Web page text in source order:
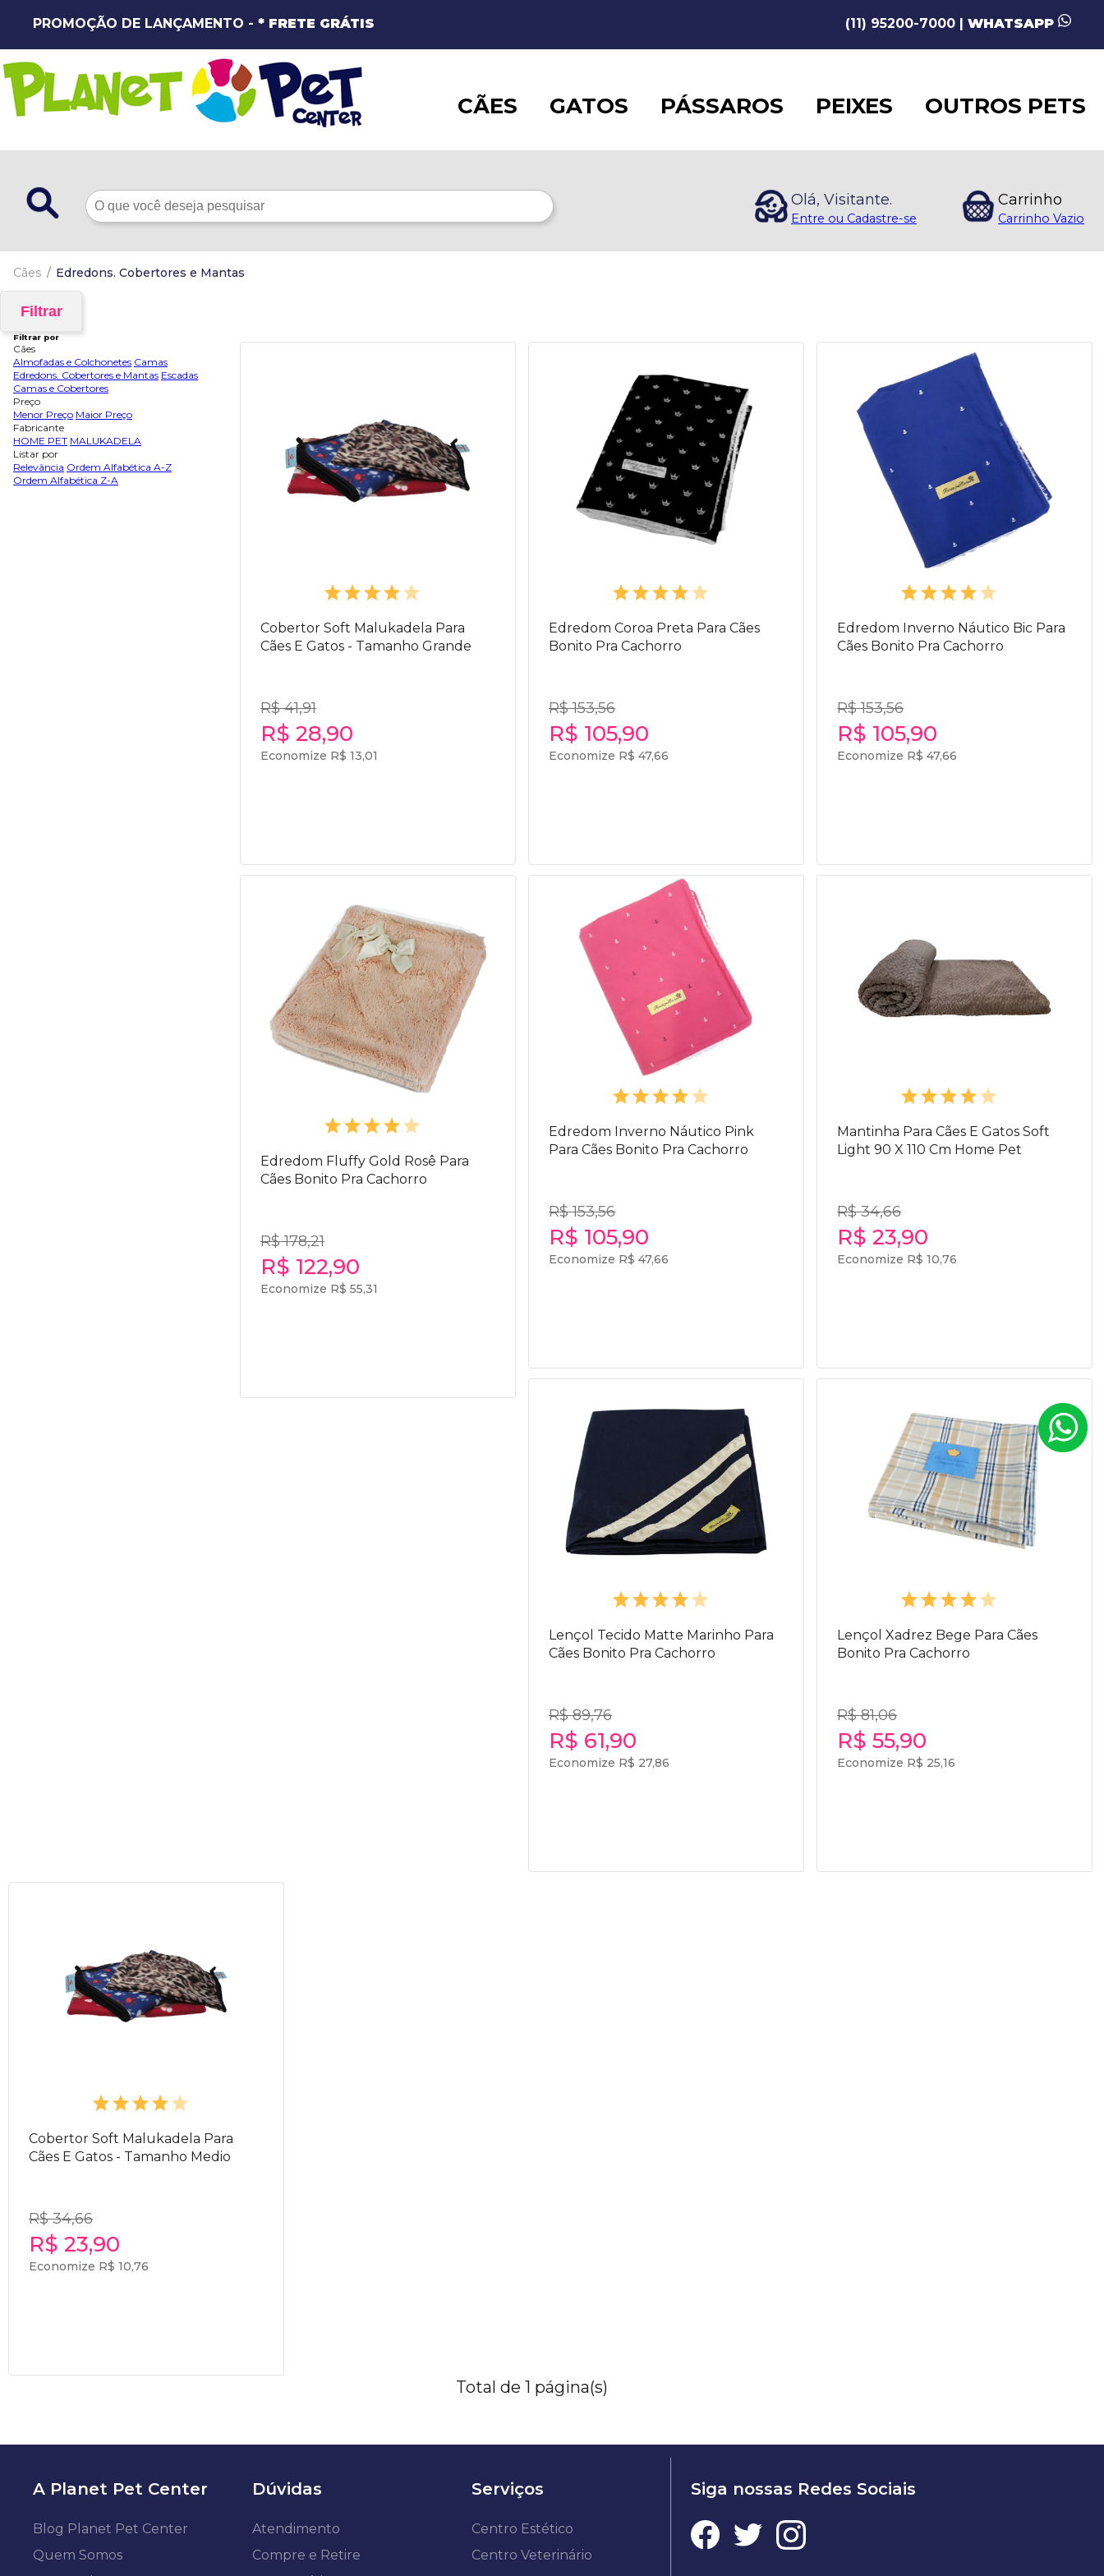
PROMOÇÃO DE LANÇAMENTO - * FRETE GRÁTIS (11) 95200-7000 | WHATSAPP
CÃES GATOS PÁSSAROS PEIXES OUTROS PETS
Olá, Visitante.
Entre ou Cadastre-se
Carrinho
Carrinho Vazio
Cães Edredons. Cobertores e Mantas
Filtrar
Filtrar por
Cães
Almofadas e Colchonetes Camas
Edredons. Cobertores e Mantas Escadas
Camas e Cobertores
Preço
Menor Preço Maior Preço
Fabricante
HOME PET MALUKADELA
Listar por
Relevância Ordem Alfabética A-Z
Ordem Alfabética Z-A
Cobertor Soft Malukadela Para
Cães E Gatos - Tamanho Grande
R$ 41,91
R$ 28,90
Economize R$ 13,01
Edredom Coroa Preta Para Cães
Bonito Pra Cachorro
R$ 153,56
R$ 105,90
Economize R$ 47,66
Edredom Inverno Náutico Bic Para
Cães Bonito Pra Cachorro
R$ 153,56
R$ 105,90
Economize R$ 47,66
Edredom Fluffy Gold Rosê Para
Cães Bonito Pra Cachorro
R$ 178,21
R$ 122,90
Economize R$ 55,31
Edredom Inverno Náutico Pink
Para Cães Bonito Pra Cachorro
R$ 153,56
R$ 105,90
Economize R$ 47,66
Mantinha Para Cães E Gatos Soft
Light 90 X 110 Cm Home Pet
R$ 34,66
R$ 23,90
Economize R$ 10,76
Lençol Tecido Matte Marinho Para
Cães Bonito Pra Cachorro
R$ 89,76
R$ 61,90
Economize R$ 27,86
Lençol Xadrez Bege Para Cães
Bonito Pra Cachorro
R$ 81,06
R$ 55,90
Economize R$ 25,16
Cobertor Soft Malukadela Para
Cães E Gatos - Tamanho Medio
R$ 34,66
R$ 23,90
Economize R$ 10,76
Total de 1 página(s)
A Planet Pet Center
Blog Planet Pet Center
Quem Somos
Dúvidas
Atendimento
Compre e Retire
Serviços
Centro Estético
Centro Veterinário
Siga nossas Redes Sociais